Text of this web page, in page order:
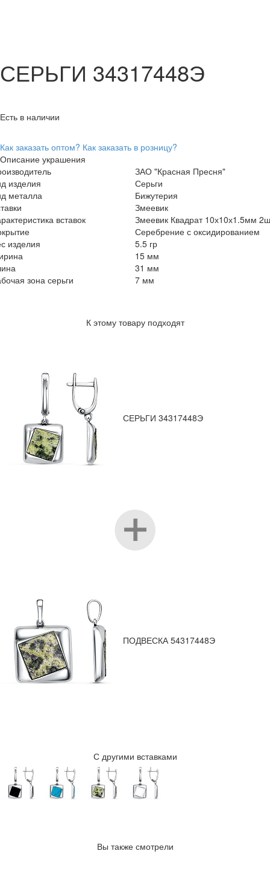
СЕРЬГИ 34317448Э
Есть в наличии
Как заказать оптом? Как заказать в розницу?
Описание украшения
ЗАО "Красная Пресня"
изделия
Серьги
металла
Бижутерия
Змеевик
вставок
Змеевик Квадрат 10х10х1.5мм
Серебрение с оксидированием
изделия
5.5 гр
15 мм
31 мм
зона серьги
7 мм
К этому товару подходят
СЕРЬГИ 34317448Э
ПОДВЕСКА 54317448Э
С другими вставками
Вы также смотрели